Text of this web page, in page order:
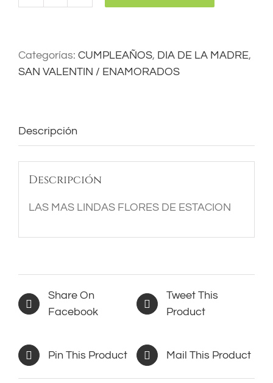
cantidad
Categorías: CUMPLEAÑOS, DIA DE LA MADRE,
SAN VALENTIN / ENAMORADOS
Descripción
Descripción
LAS MAS LINDAS FLORES DE ESTACION
Share On
Facebook
Tweet This
Product
Pin This Product Mail This Product